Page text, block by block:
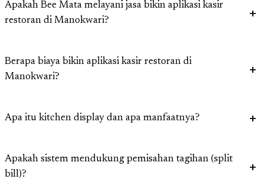
Apakah Bee Mata melayani jasa bikin aplikasi kasir
restoran di Manokwari?
Berapa biaya bikin aplikasi kasir restoran di
Manokwari?
Apa itu kitchen display dan apa manfaatnya?
Apakah sistem mendukung pemisahan tagihan (split
bill)?